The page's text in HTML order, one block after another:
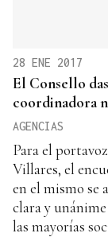
28 ENE 2017
El Consello
coordinadora
AGENCIAS
Para el
Villares, el
en el mismo se
clara y
las mayorías